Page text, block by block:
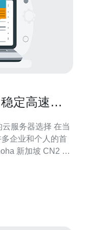
定高速的
务器选择 在当
企业和个人的首
新加坡 CN2 无
的硬件设备和网